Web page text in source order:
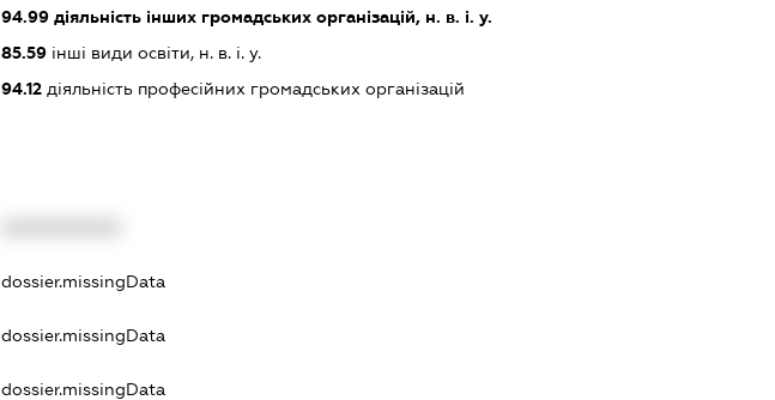
94.99діяльність інших громадських організацій, н. в. і. у.
85.59інші види освіти, н. в. і. у.
94.12діяльність професійних громадських організацій
dossier.missingData
dossier.missingData
dossier.missingData